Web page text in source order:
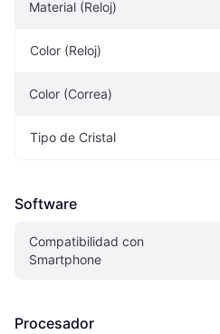
Material (Reloj)
Color (Reloj)
Color (Correa)
Tipo de Cristal
Software
Compatibilidad con
Smartphone
Procesador